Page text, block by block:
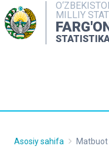
MILLIY
Asosiy sahifa